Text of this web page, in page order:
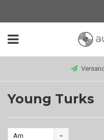
Young Turks
Am